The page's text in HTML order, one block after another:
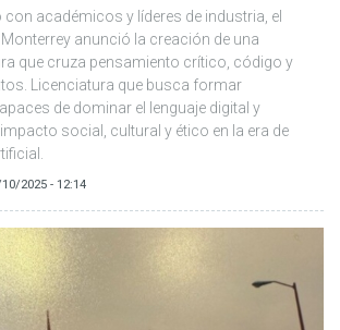
con académicos y líderes de industria, el
anunció la creación de una
que cruza pensamiento crítico, código y
Licenciatura que busca formar
de dominar el lenguaje digital y
social, cultural y ético en la era de
2025 - 12:14